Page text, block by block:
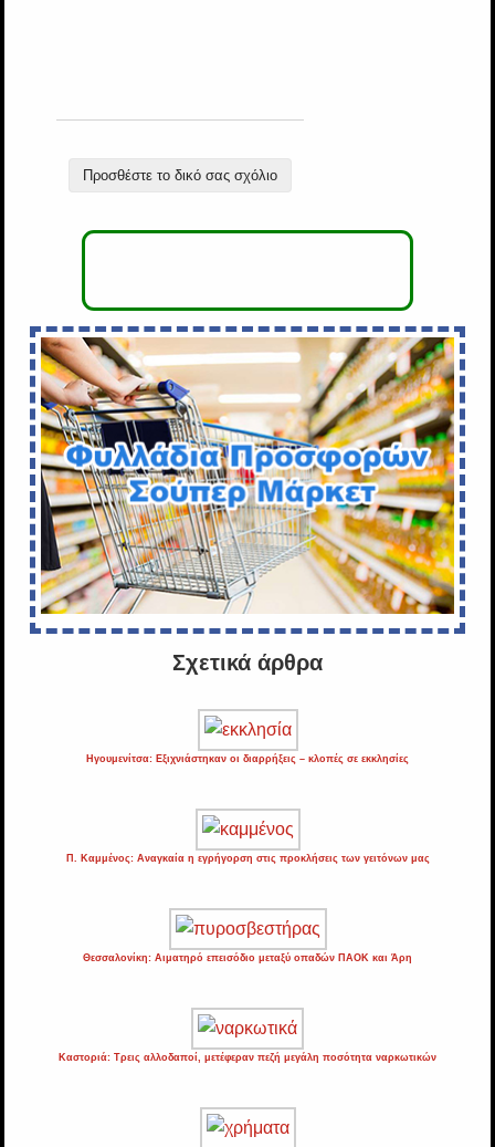
Προσθέστε το δικό σας σχόλιο
Σχετικά άρθρα
Ηγουμενίτσα: Εξιχνιάστηκαν οι διαρρήξεις – κλοπές σε εκκλησίες
Π. Καμμένος: Αναγκαία η εγρήγορση στις προκλήσεις των γειτόνων μας
Θεσσαλονίκη: Αιματηρό επεισόδιο μεταξύ οπαδών ΠΑΟΚ και Άρη
Καστοριά: Τρεις αλλοδαποί, μετέφεραν πεζή μεγάλη ποσότητα ναρκωτικών